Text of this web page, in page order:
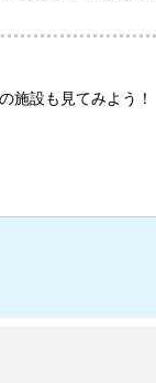
施設も見てみよう！